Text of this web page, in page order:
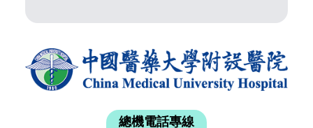
總機電話專線